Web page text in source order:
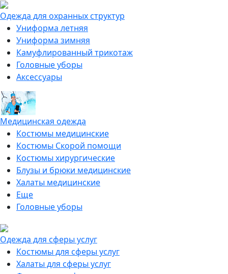
Одежда для охранных структур
Униформа летняя
Униформа зимняя
Камуфлированный трикотаж
Головные уборы
Аксессуары
Медицинская одежда
Костюмы медицинские
Костюмы Скорой помощи
Костюмы хирургические
Блузы и брюки медицинские
Халаты медицинские
Еще
Головные уборы
Одежда для сферы услуг
Костюмы для сферы услуг
Халаты для сферы услуг